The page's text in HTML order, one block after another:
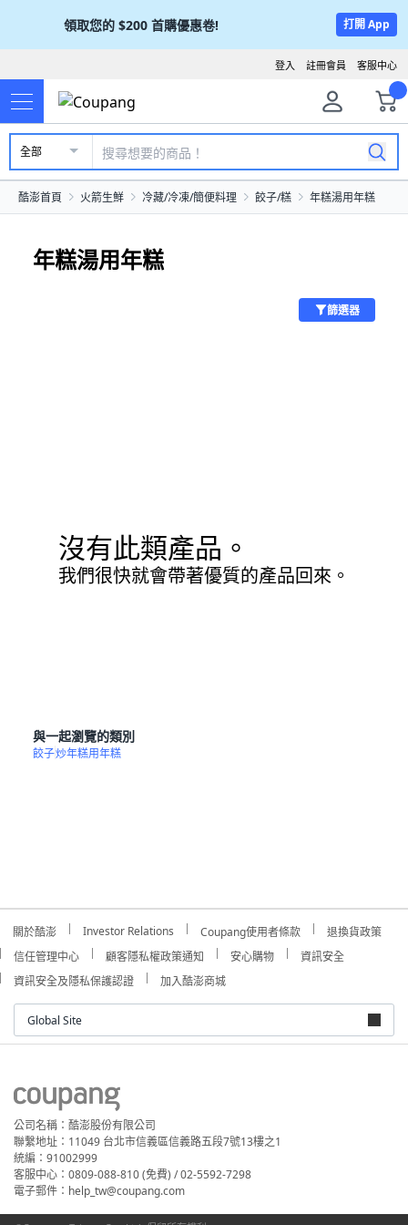
領取您的 $200 首購優惠卷! 打開 App
客服中心
註冊會員
登入
全部
酷澎首頁 火箭生鮮 冷藏/冷凍/簡便料理 餃子/糕 年糕湯用年糕
年糕湯用年糕
篩選器
沒有此類產品。
我們很快就會帶著優質的產品回來。
與一起瀏覽的類別
餃子炒年糕用年糕
關於酷澎 Investor Relations Coupang使用者條款
退換貨政策
信任管理中心
顧客隱私權政策通知 安心購物
資訊安全
資訊安全及隱私保護認證
加入酷澎商城
Global Site
公司名稱：酷澎股份有限公司
聯繫地址：11049 台北市信義區信義路五段7號13樓之1
統編：91002999
客服中心：0809-088-810 (免費) / 02-5592-7298
電子郵件：help_tw@coupang.com